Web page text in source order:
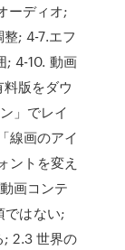
ーディオ;
; 4-7.エフ
; 4-10. 動画
版をダウ
」でレイ
線画のアイ
ントを変え
画コンテ
ではない;
; 2.3 世界の